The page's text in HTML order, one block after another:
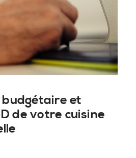
et
de votre cuisine